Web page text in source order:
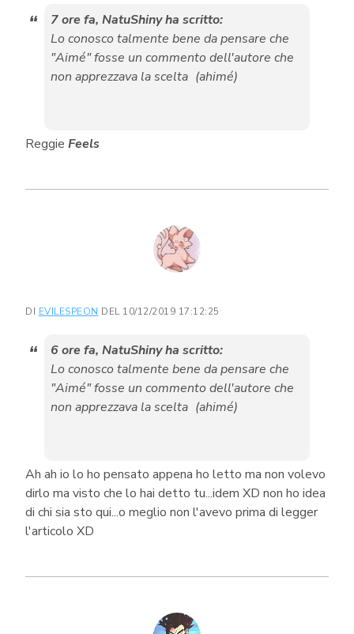
7 ore fa, NatuShiny ha scritto:
Lo conosco talmente bene da pensare che
"Aimé" fosse un commento dell'autore che
non apprezzava la scelta (ahimé)
Reggie Feels
DI EVILESPEON DEL 10/12/2019 17:12:25
6 ore fa, NatuShiny ha scritto:
Lo conosco talmente bene da pensare che
"Aimé" fosse un commento dell'autore che
non apprezzava la scelta (ahimé)
Ah ah io lo ho pensato appena ho letto ma non volevo
dirlo ma visto che lo hai detto tu...idem XD non ho idea
di chi sia sto qui...o meglio non l'avevo prima di legger
l'articolo XD